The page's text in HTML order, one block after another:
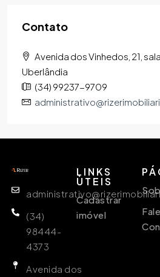
Contato
Avenida dos Vinhedos, 21,
Uberlândia
(34) 99237-9709
(34)
98444-
4373
Avenida dos
LINKS
ÙTEIS
Cadastrar
imóvel
Fale